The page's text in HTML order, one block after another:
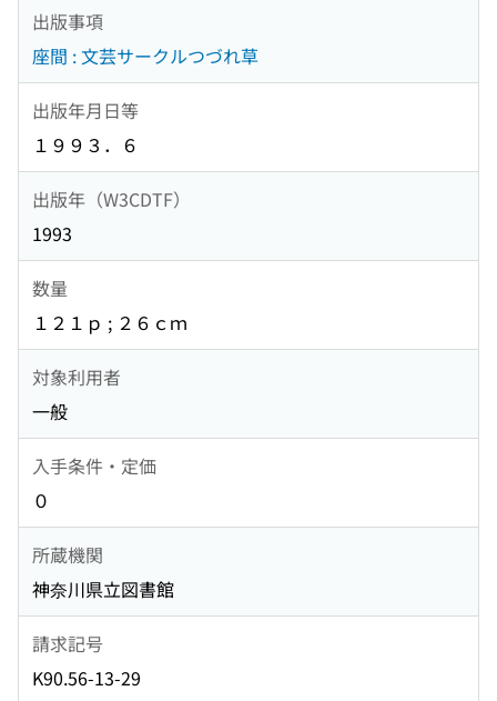
出版事項
座間 : 文芸サークルつづれ草
出版年月日等
１９９３．６
出版年（W3CDTF）
1993
数量
１２１ｐ ; ２６ｃｍ
対象利用者
一般
入手条件・定価
０
所蔵機関
神奈川県立図書館
請求記号
K90.56-13-29